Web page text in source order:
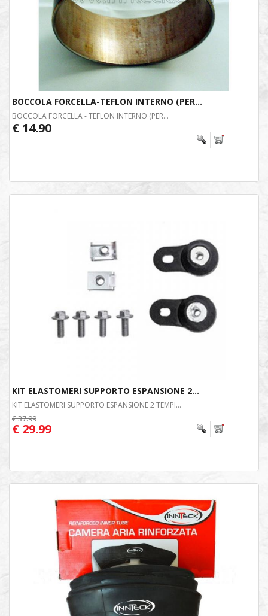
BOCCOLA FORCELLA-TEFLON INTERNO (PER...
BOCCOLA FORCELLA - TEFLON INTERNO (PER...
€ 14.90
KIT ELASTOMERI SUPPORTO ESPANSIONE 2...
KIT ELASTOMERI SUPPORTO ESPANSIONE 2 TEMPI...
€ 37.99
€ 29.99